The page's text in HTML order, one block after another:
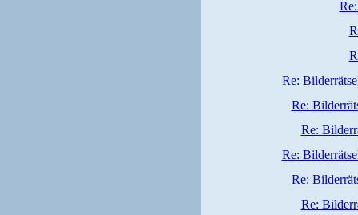
Re:
Re:
Re:
Re:
Re:
Re: